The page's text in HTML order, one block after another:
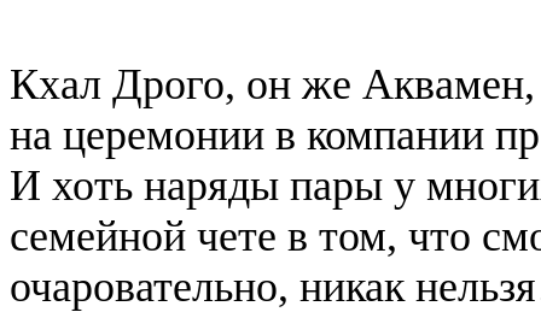
Кхал Дрого, он же Аквамен,
на церемонии в компании
И хоть наряды пары у
семейной чете в том, что
очаровательно, никак